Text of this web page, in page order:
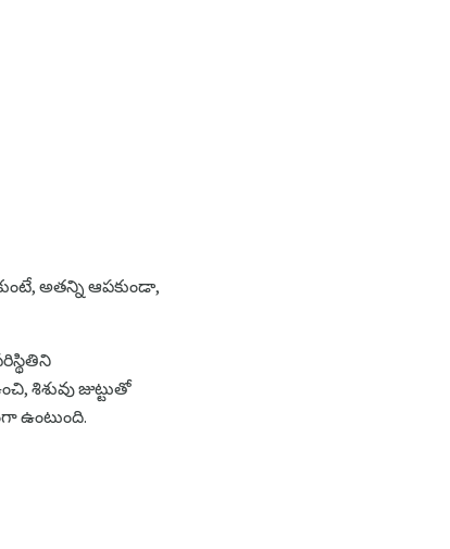
అతన్ని ఆపకుండా,
జుట్టుతో
ఉంటుంది.